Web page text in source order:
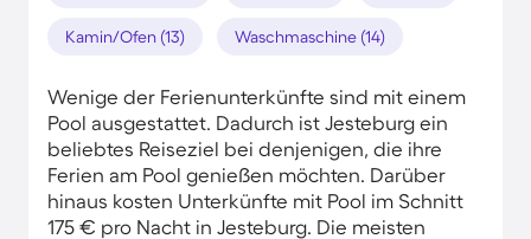
Kamin/Ofen (13) Waschmaschine (14)
Wenige der Ferienunterkünfte sind mit einem
Pool ausgestattet. Dadurch ist Jesteburg ein
beliebtes Reiseziel bei denjenigen, die ihre
Ferien am Pool genießen möchten. Darüber
hinaus kosten Unterkünfte mit Pool im Schnitt
175 € pro Nacht in Jesteburg. Die meisten